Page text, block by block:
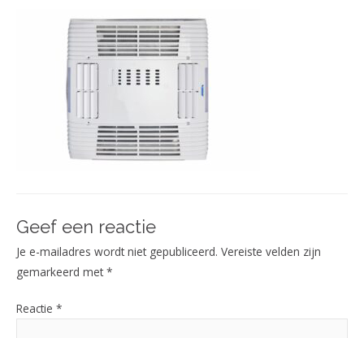
Geef een reactie
Je e-mailadres wordt niet gepubliceerd. Vereiste velden zijn
gemarkeerd met*
Reactie *